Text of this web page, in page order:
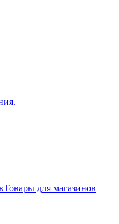
Товары для магазинов